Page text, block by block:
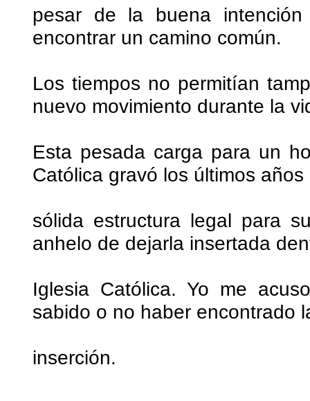
pesar de la buena
encontrar un camino común.
Los tiempos no permitían
nuevo movimiento durante la
Esta pesada carga para un
Católica gravó los últimos
sólida estructura legal para
anhelo de dejarla insertada
Iglesia Católica. Yo me
sabido o no haber encontrado
inserción.